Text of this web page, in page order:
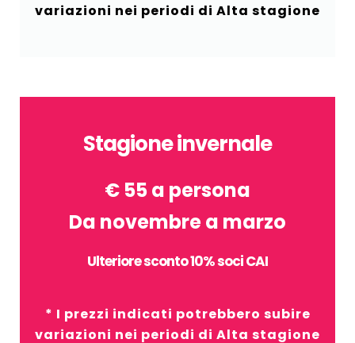
variazioni nei periodi di Alta stagione
Stagione invernale
€ 55 a persona
Da novembre a marzo
Ulteriore sconto 10% soci CAI
* I prezzi indicati potrebbero subire
variazioni nei periodi di Alta stagione